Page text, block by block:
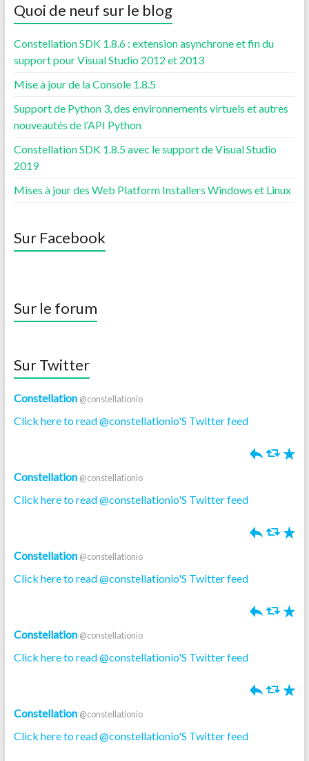
Quoi de neuf sur le blog
Constellation SDK 1.8.6 : extension asynchrone et fin du
support pour Visual Studio 2012 et 2013
Mise à jour de la Console 1.8.5
Support de Python 3, des environnements virtuels et autres
nouveautés de l’API Python
Constellation SDK 1.8.5 avec le support de Visual Studio
2019
Mises à jour des Web Platform Installers Windows et Linux
Sur Facebook
Sur le forum
Sur Twitter
Constellation @constellationio
Click here to read @constellationio'S Twitter feed
h J R
Constellation @constellationio
Click here to read @constellationio'S Twitter feed
h J R
Constellation @constellationio
Click here to read @constellationio'S Twitter feed
h J R
Constellation @constellationio
Click here to read @constellationio'S Twitter feed
h J R
Constellation @constellationio
Click here to read @constellationio'S Twitter feed